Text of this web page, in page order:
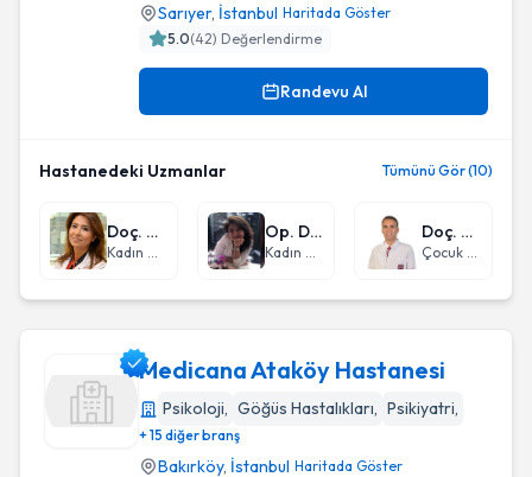
Sarıyer, İstanbul Haritada Göster
5.0(42) Değerlendirme
Randevu Al
Hastanedeki Uzmanlar Tümünü Gör (10)
Doç. Dr. Gönül Özer
Kadın Hastalıkları ve Doğum
Op. Dr. Ulviye Hanlı
Kadın Hastalıkları ve Doğum
Doç. Dr. Meki Bilici
Çocuk Kardiyolojisi
Medicana Ataköy Hastanesi
Medicana Ataköy Hastanesi
Psikoloji, Göğüs Hastalıkları, Psikiyatri,
+ 15 diğer branş
Bakırköy, İstanbul Haritada Göster